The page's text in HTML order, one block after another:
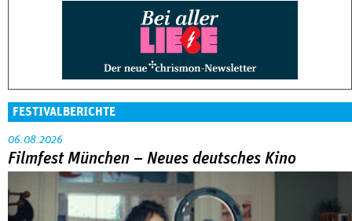
FESTIVALBERICHTE
06.08.2026
Filmfest München – Neues deutsches Kino